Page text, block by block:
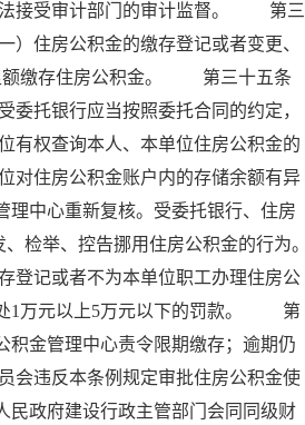
接受审计部门的审计监督。 第三
住房公积金的缴存登记或者变更、
额缴存住房公积金。 第三十五
托银行应当按照委托合同的约定，
权查询本人、本单位住房公积金的
住房公积金账户内的存储余额有异
理中心重新复核。受委托银行、住房
检举、控告挪用住房公积金的行为
记或者不为本单位职工办理住房公
处1万元以上5万元以下的罚款。 第
金管理中心责令限期缴存；逾期仍
违反本条例规定审批住房公积金使
民政府建设行政主管部门会同同级财